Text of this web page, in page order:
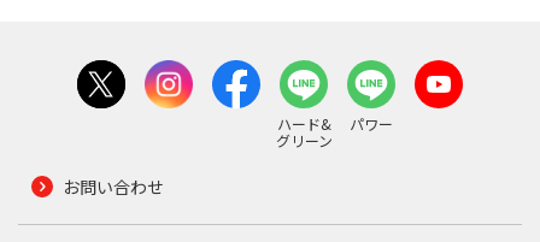
ハード&
グリーン
パワー
お問い合わせ